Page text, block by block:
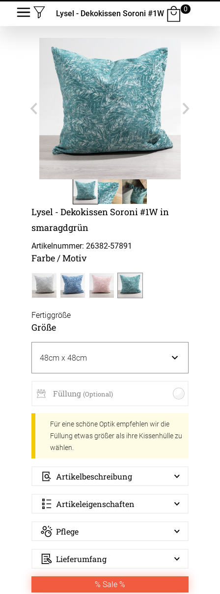
Lysel - Dekokissen Soroni #1W
0
Lysel - Dekokissen Soroni #1W in
smaragdgrün
Artikelnummer: 26382-57891
Farbe / Motiv
Fertiggröße
Größe
Füllung (Optional)
Für eine schöne Optik empfehlen wir die
Füllung etwas größer als ihre Kissenhülle zu
wählen.
Artikelbeschreibung
Artikeleigenschaften
Pflege
Lieferumfang
% Sale %